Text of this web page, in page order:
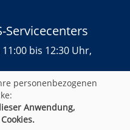
Servicecenters
bis 12:30 Uhr,
Widerruf
personenbezogenen
Anwendung,